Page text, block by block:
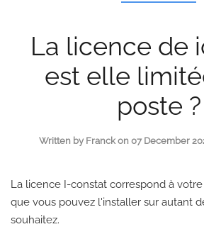
La licence de
est elle
poste ?
Written by Franck on 07 December
La licence I-constat correspond à
que vous pouvez l'installer sur autant
souhaitez.